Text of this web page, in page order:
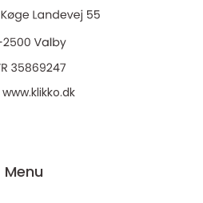
www.klikko.dk
Menu